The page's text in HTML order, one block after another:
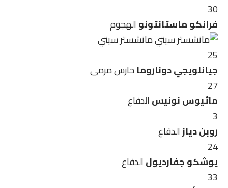
30
فرانكو ماستانتونوالهجوم
مانشستر سيتي
25
جيانلويجي دوناروماحارس مرمى
27
ماثيوس نونيسالدفاع
3
روبن ديازالدفاع
24
يوشكو جفارديولالدفاع
33